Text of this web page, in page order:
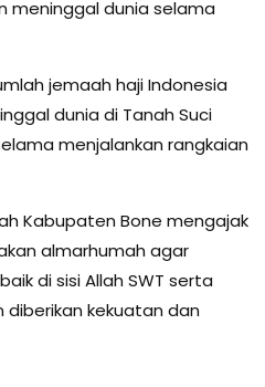
meninggal dunia selama
jemaah haji Indonesia
dunia di Tanah Suci
menjalankan rangkaian
Kabupaten Bone mengajak
almarhumah agar
di sisi Allah SWT serta
kekuatan dan